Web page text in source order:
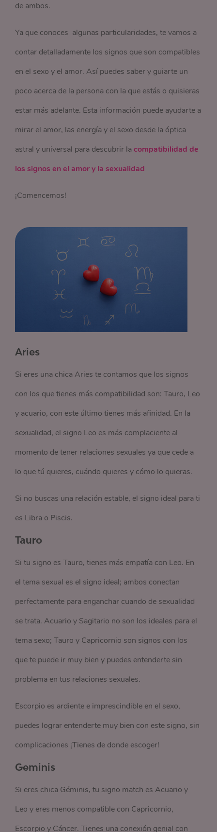
de ambos.
Ya que conoces algunas particularidades, te vamos a
contar detalladamente los signos que son compatibles
en el sexo y el amor. Así puedes saber y guiarte un
poco acerca de la persona con la que estás o quisieras
estar más adelante. Esta información puede ayudarte a
mirar el amor, las energía y el sexo desde la óptica
astral y universal para descubrir la compatibilidad de
los signos en el amor y la sexualidad
¡Comencemos!
Aries
Si eres una chica Aries te contamos que los signos
con los que tienes más compatibilidad son: Tauro, Leo
y acuario, con este último tienes más afinidad. En la
sexualidad, el signo Leo es más complaciente al
momento de tener relaciones sexuales ya que cede a
lo que tú quieres, cuándo quieres y cómo lo quieras.
Si no buscas una relación estable, el signo ideal para ti
es Libra o Piscis.
Tauro
Si tu signo es Tauro, tienes más empatía con Leo. En
el tema sexual es el signo ideal; ambos conectan
perfectamente para enganchar cuando de sexualidad
se trata. Acuario y Sagitario no son los ideales para el
tema sexo; Tauro y Capricornio son signos con los
que te puede ir muy bien y puedes entenderte sin
problema en tus relaciones sexuales.
Escorpio es ardiente e imprescindible en el sexo,
puedes lograr entenderte muy bien con este signo, sin
complicaciones ¡Tienes de donde escoger!
Geminis
Si eres chica Géminis, tu signo match es Acuario y
Leo y eres menos compatible con Capricornio,
Escorpio y Cáncer. Tienes una conexión genial con